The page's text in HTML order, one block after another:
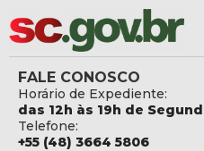
FALE CONOSCO
Horário de Expediente:
das 12h às 19h de
Telefone:
+55 (48) 3664 5806